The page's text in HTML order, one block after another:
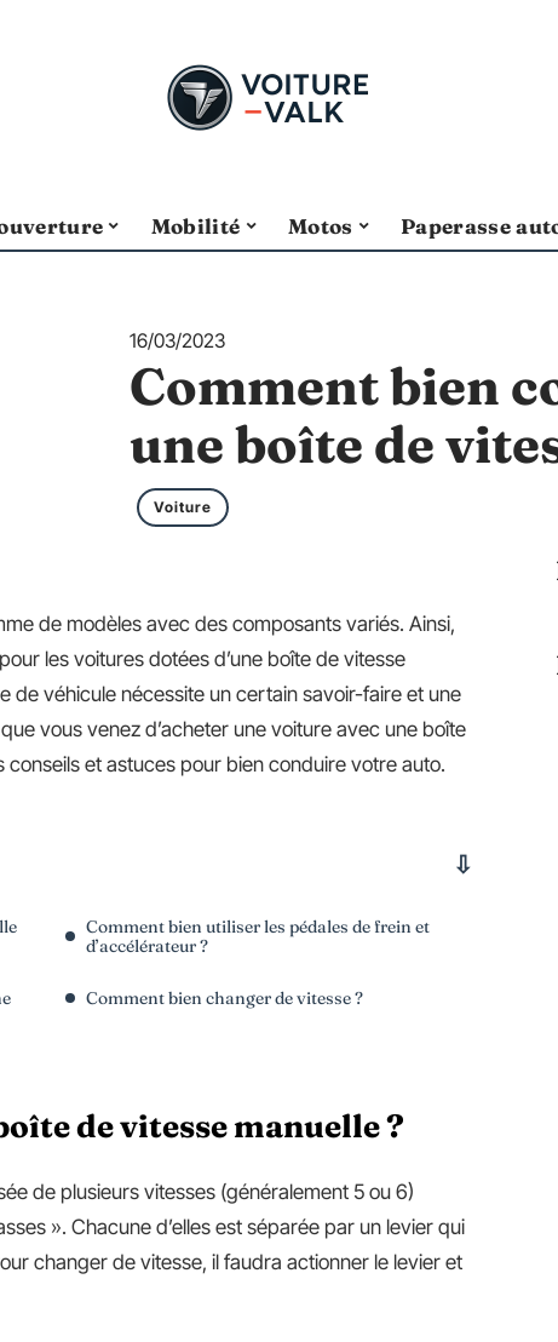
Mobilité Motos Paperasse
16/03/2023
Comment bien
une boîte de
Voiture
de modèles avec des composants variés. Ainsi,
les voitures dotées d’une boîte de vitesse
de véhicule nécessite un certain savoir-faire et une
vous venez d’acheter une voiture avec une boîte
et astuces pour bien conduire votre auto.
Comment bien utiliser les pédales de frein et
d’accélérateur ?
Comment bien changer de vitesse ?
de vitesse manuelle ?
de plusieurs vitesses (généralement 5 ou 6)
». Chacune d’elles est séparée par un levier qui
changer de vitesse, il faudra actionner le levier et